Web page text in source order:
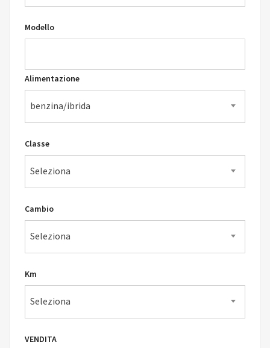
Modello
Alimentazione
benzina/ibrida
Classe
Seleziona
Cambio
Seleziona
Km
Seleziona
VENDITA